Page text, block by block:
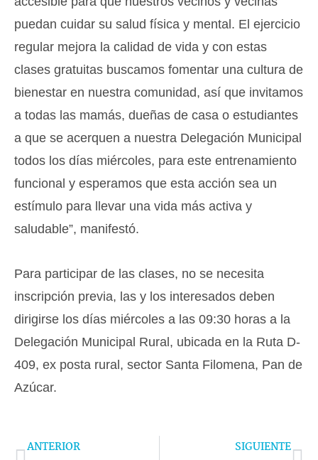
puedan cuidar su salud física y mental. El ejercicio
regular mejora la calidad de vida y con estas
clases gratuitas buscamos fomentar una cultura de
bienestar en nuestra comunidad, así que invitamos
a todas las mamás, dueñas de casa o estudiantes
a que se acerquen a nuestra Delegación Municipal
todos los días miércoles, para este entrenamiento
funcional y esperamos que esta acción sea un
estímulo para llevar una vida más activa y
saludable”, manifestó.
Para participar de las clases, no se necesita
inscripción previa, las y los interesados deben
dirigirse los días miércoles a las 09:30 horas a la
Delegación Municipal Rural, ubicada en la Ruta D-
409, ex posta rural, sector Santa Filomena, Pan de
Azúcar.
Prev
ANTERIOR SIGUIENTE